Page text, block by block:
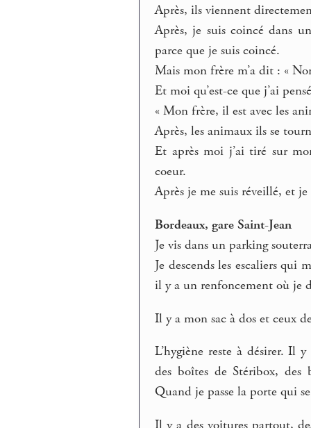
Après, ils viennent
Après, je suis coincé dans
parce que je suis coincé.
Mais mon frère m’a dit : «
Et moi qu’est-ce que j’ai
« Mon frère, il est avec les
Après, les animaux ils se
Et après moi j’ai tiré sur
coeur.
Après je me suis réveillé, et
Bordeaux, gare Saint-Jean
Je vis dans un parking
Je descends les escaliers qui
il y a un renfoncement où je
Il y a mon sac à dos et ceux
L’hygiène reste à désirer. Il
des boîtes de Stéribox, des
Quand je passe la porte qui